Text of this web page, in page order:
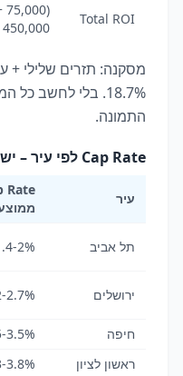
Total ROI
450,000
18.7%. בלי לחשב
התמונה.
Cap Rate לפי עיר – ישראל 2026
עיר
Rate
תל אביב 2%
ירושלים 2.7%
חיפה
3.5%
ראשון לציון
3.8%